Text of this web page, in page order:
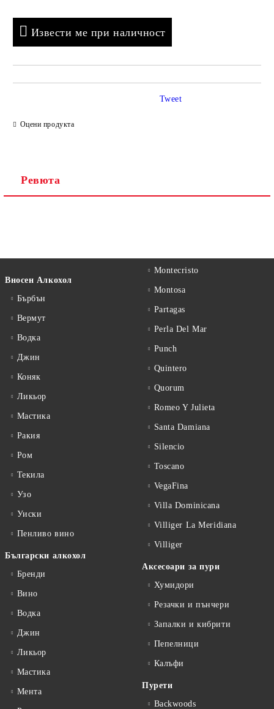
Извести ме при наличност
Оцени продукта
Tweet
Ревюта
Вносен Алкохол
Бърбън
Вермут
Водка
Джин
Коняк
Ликьор
Мастика
Ракия
Ром
Текила
Узо
Уиски
Пенливо вино
Български алкохол
Бренди
Вино
Водка
Джин
Ликьор
Мастика
Мента
Montecristo
Montosa
Partagas
Perla Del Mar
Punch
Quintero
Quorum
Romeo Y Julieta
Santa Damiana
Silencio
Toscano
VegaFina
Villa Dominicana
Villiger La Meridiana
Villiger
Аксесоари за пури
Хумидори
Резачки и пънчери
Запалки и кибрити
Пепелници
Калъфи
Пурети
Backwoods